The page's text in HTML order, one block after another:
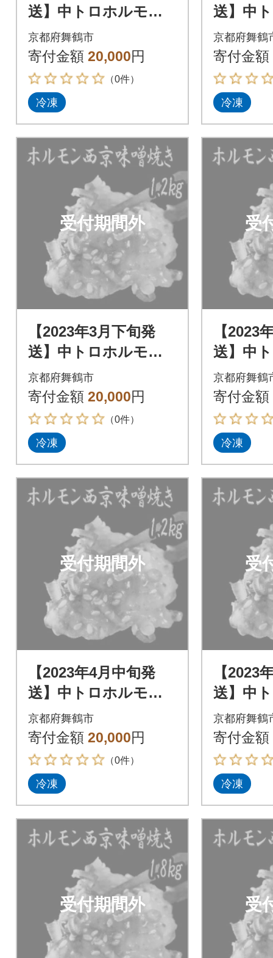
送】中トロホルモン
西京味噌焼き 1.2kg
京都府舞鶴市
寄付金額 20,000円
（0件）
冷凍
送】中
西京味
京都府舞鶴
寄付金額
冷凍
受付期間外
【2023年3月下旬発
送】中トロホルモン
西京味噌焼き 1.2kg
京都府舞鶴市
寄付金額 20,000円
（0件）
冷凍
受
【2023
送】中
西京味
京都府舞鶴
寄付金額
冷凍
受付期間外
【2023年4月中旬発
送】中トロホルモン
西京味噌焼き 1.2kg
京都府舞鶴市
寄付金額 20,000円
（0件）
冷凍
受
【2023
送】中
西京味
京都府舞鶴
寄付金額
冷凍
受付期間外 受